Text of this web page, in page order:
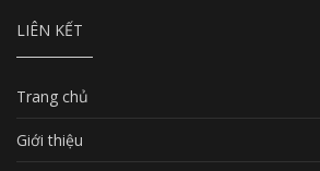
LIÊN KẾT
Trang chủ
Giới thiệu